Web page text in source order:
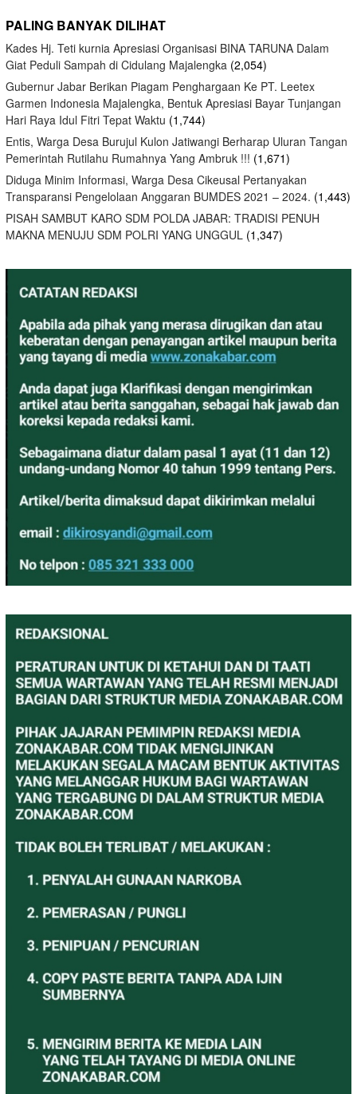
PALING BANYAK DILIHAT
Kades Hj. Teti kurnia Apresiasi Organisasi BINA TARUNA Dalam
Giat Peduli Sampah di Cidulang Majalengka (2,054)
Gubernur Jabar Berikan Piagam Penghargaan Ke PT. Leetex
Garmen Indonesia Majalengka, Bentuk Apresiasi Bayar Tunjangan
Hari Raya Idul Fitri Tepat Waktu (1,744)
Entis, Warga Desa Burujul Kulon Jatiwangi Berharap Uluran Tangan
Pemerintah Rutilahu Rumahnya Yang Ambruk !!! (1,671)
Diduga Minim Informasi, Warga Desa Cikeusal Pertanyakan
Transparansi Pengelolaan Anggaran BUMDES 2021 – 2024. (1,443)
PISAH SAMBUT KARO SDM POLDA JABAR: TRADISI PENUH
MAKNA MENUJU SDM POLRI YANG UNGGUL (1,347)